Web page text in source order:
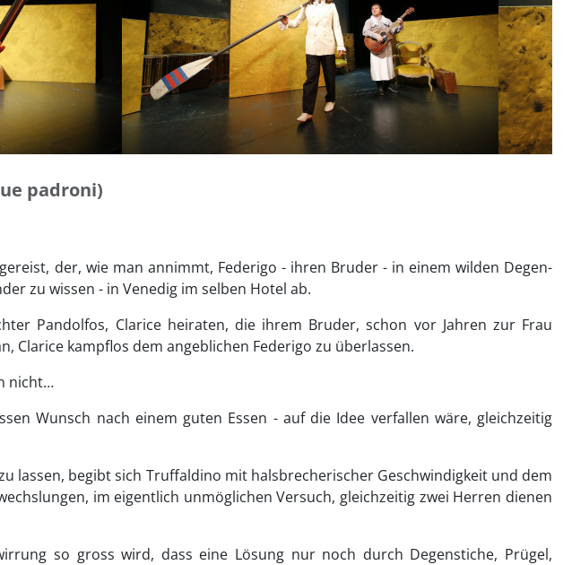
padroni)
der, wie man annimmt, Federigo - ihren Bruder - in einem wilden Degen-
zu wissen - in Venedig im selben Hotel ab.
Pandolfos, Clarice heiraten, die ihrem Bruder, schon vor Jahren zur Frau
Clarice kampflos dem angeblichen Federigo zu überlassen.
nicht…
Wunsch nach einem guten Essen - auf die Idee verfallen wäre, gleichzeitig
lassen, begibt sich Truffaldino mit halsbrecherischer Geschwindigkeit und dem
im eigentlich unmöglichen Versuch, gleichzeitig zwei Herren dienen
so gross wird, dass eine Lösung nur noch durch Degenstiche, Prügel,